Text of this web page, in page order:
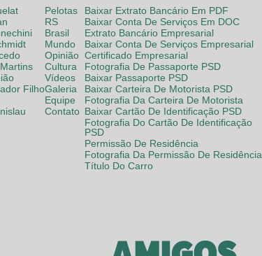
Filho
Pelotas
RS
Brasil
Mundo
Opinião
Cultura
Vídeos
Galeria
Equipe
Contato
Baixar Extrato Bancário Em PDF
Baixar Conta De Serviços Em DOC
Extrato Bancário Empresarial
Baixar Conta De Serviços Empresarial
Certificado Empresarial
Fotografia De Passaporte PSD
Baixar Passaporte PSD
Baixar Carteira De Motorista PSD
Fotografia Da Carteira De Motorista
Baixar Cartão De Identificação PSD
Fotografia Do Cartão De Identificação
PSD
Permissão De Residência
Fotografia Da Permissão De Residência
Título Do Carro